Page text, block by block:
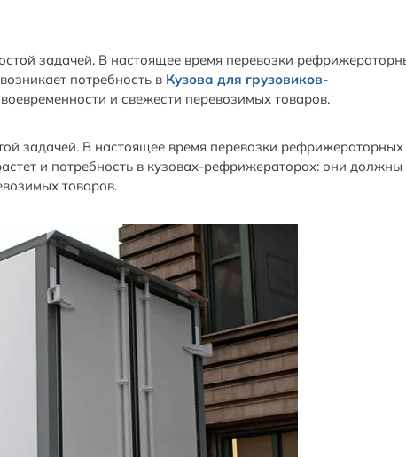
задачей. В настоящее время перевозки
потребность в Кузова для грузовиков-
и свежести перевозимых товаров.
задачей. В настоящее время перевозки рефрижераторных
и потребность в кузовах-рефрижераторах: они должны
товаров.